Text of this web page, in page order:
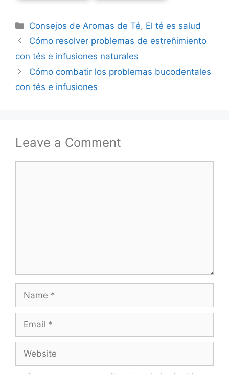
Categories
Consejos de Aromas de Té, El té es salud
Cómo resolver problemas de estreñimiento
con tés e infusiones naturales
Cómo combatir los problemas bucodentales
con tés e infusiones
Leave a Comment